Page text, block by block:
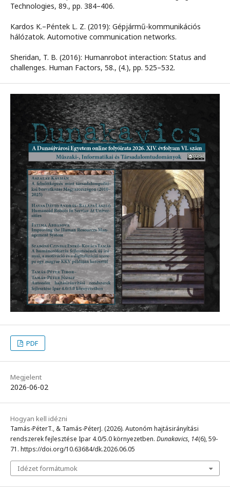
Technologies, 89., pp. 384–406.
Kardos K.–Péntek L. Z. (2019): Gépjármű-kommunikációs
hálózatok. Automotive communication networks.
Sheridan, T. B. (2016): Humanrobot interaction: Status and
challenges. Human Factors, 58., (4.), pp. 525–532.
PDF
Megjelent
2026-06-02
Hogyan kell idézni
Tamás-PéterT., & Tamás-PéterJ. (2026). Autonóm hajtásirányítási
rendszerek fejlesztése Ipar 4.0/5.0 környezetben. Dunakavics, 14(6), 59-
71. https://doi.org/10.63684/dk.2026.06.05
Idézet formátumok